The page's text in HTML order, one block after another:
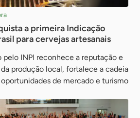
a primeira Indicação
para cervejas artesanais
INPI reconhece a reputação e
produção local, fortalece a cadeia
de mercado e turismo